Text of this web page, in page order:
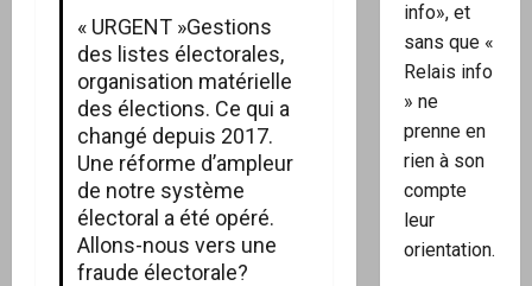
« URGENT »Gestions
des listes électorales,
organisation matérielle
des élections. Ce qui a
changé depuis 2017.
Une réforme d’ampleur
de notre système
électoral a été opéré.
Allons-nous vers une
fraude électorale?
info», et
sans que «
Relais info
» ne
prenne en
rien à son
compte
leur
orientation.